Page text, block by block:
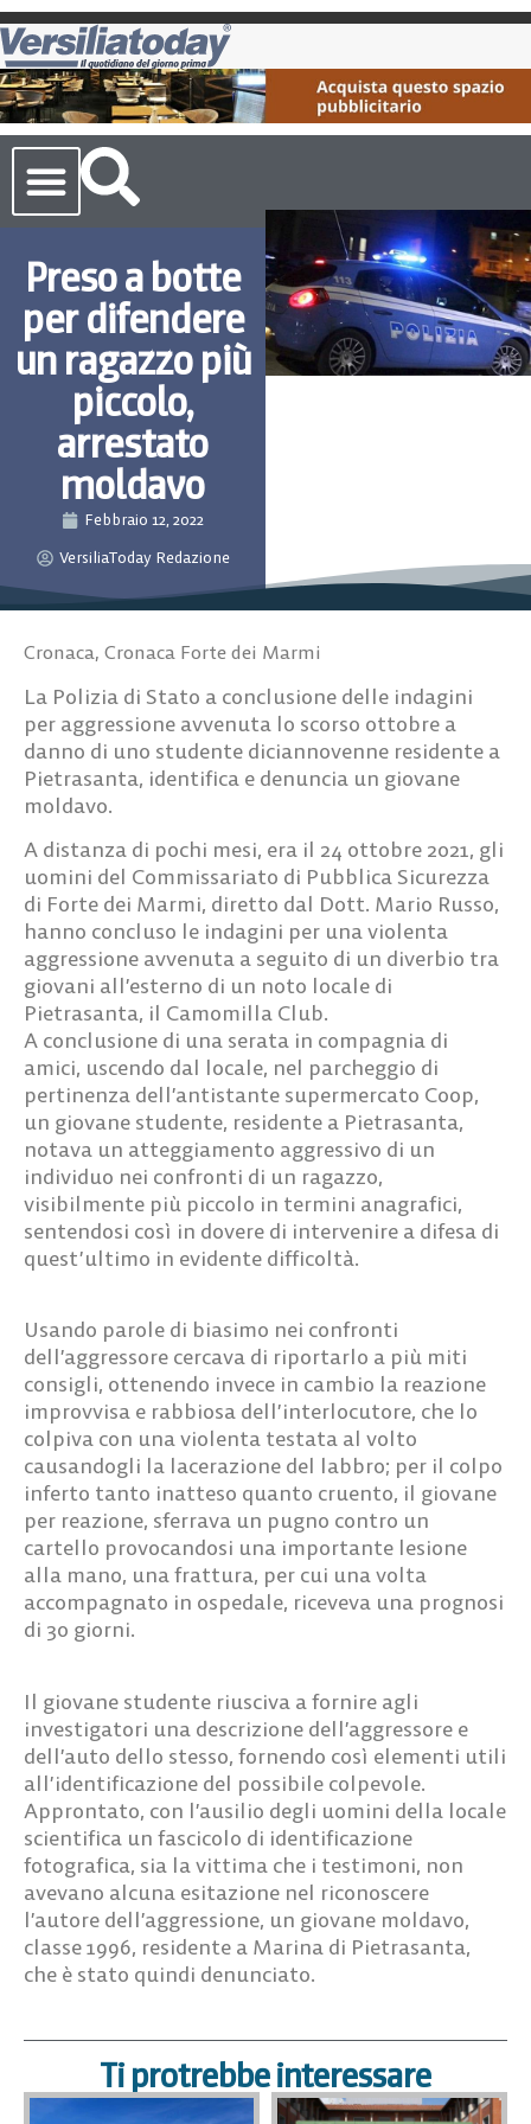
Preso a botte
per difendere
un ragazzo più
piccolo,
arrestato
moldavo
Febbraio 12, 2022
VersiliaToday Redazione
Cronaca, Cronaca Forte dei Marmi
La Polizia di Stato a conclusione delle indagini
per aggressione avvenuta lo scorso ottobre a
danno di uno studente diciannovenne residente a
Pietrasanta, identifica e denuncia un giovane
moldavo.
A distanza di pochi mesi, era il 24 ottobre 2021, gli
uomini del Commissariato di Pubblica Sicurezza
di Forte dei Marmi, diretto dal Dott. Mario Russo,
hanno concluso le indagini per una violenta
aggressione avvenuta a seguito di un diverbio tra
giovani all’esterno di un noto locale di
Pietrasanta, il Camomilla Club.
A conclusione di una serata in compagnia di
amici, uscendo dal locale, nel parcheggio di
pertinenza dell’antistante supermercato Coop,
un giovane studente, residente a Pietrasanta,
notava un atteggiamento aggressivo di un
individuo nei confronti di un ragazzo,
visibilmente più piccolo in termini anagrafici,
sentendosi così in dovere di intervenire a difesa di
quest’ultimo in evidente difficoltà.
Usando parole di biasimo nei confronti
dell’aggressore cercava di riportarlo a più miti
consigli, ottenendo invece in cambio la reazione
improvvisa e rabbiosa dell’interlocutore, che lo
colpiva con una violenta testata al volto
causandogli la lacerazione del labbro; per il colpo
inferto tanto inatteso quanto cruento, il giovane
per reazione, sferrava un pugno contro un
cartello provocandosi una importante lesione
alla mano, una frattura, per cui una volta
accompagnato in ospedale, riceveva una prognosi
di 30 giorni.
Il giovane studente riusciva a fornire agli
investigatori una descrizione dell’aggressore e
dell’auto dello stesso, fornendo così elementi utili
all’identificazione del possibile colpevole.
Approntato, con l’ausilio degli uomini della locale
scientifica un fascicolo di identificazione
fotografica, sia la vittima che i testimoni, non
avevano alcuna esitazione nel riconoscere
l’autore dell’aggressione, un giovane moldavo,
classe 1996, residente a Marina di Pietrasanta,
che è stato quindi denunciato.
Ti protrebbe interessare